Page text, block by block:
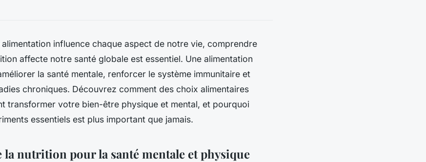
influence chaque aspect de notre vie, comprendre
affecte notre santé globale est essentiel. Une alimentation
la santé mentale, renforcer le système immunitaire et
chroniques. Découvrez comment des choix alimentaires
transformer votre bien-être physique et mental, et pourquoi
essentiels est plus important que jamais.
la nutrition pour la santé mentale et physique